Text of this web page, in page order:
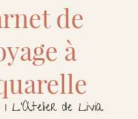
de
à
  |
L'Atelier de Livia